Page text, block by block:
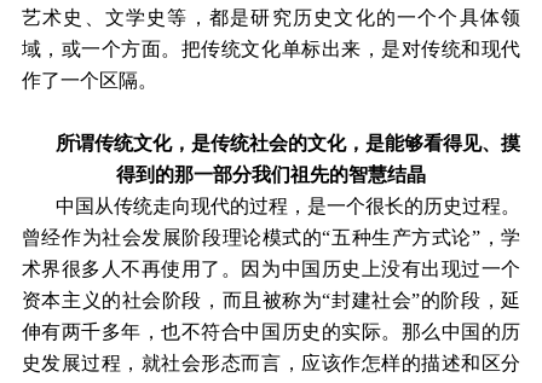
艺术史、文学史等，都是研究历史文化的一个个具体领
域，或一个方面。把传统文化单标出来，是对传统和现代
作了一个区隔。
所谓传统文化，是传统社会的文化，是能够看得见、摸
得到的那一部分我们祖先的智慧结晶
中国从传统走向现代的过程，是一个很长的历史过程。
曾经作为社会发展阶段理论模式的“五种生产方式论”，学
术界很多人不再使用了。因为中国历史上没有出现过一个
资本主义的社会阶段，而且被称为“封建社会”的阶段，延
伸有两千多年，也不符合中国历史的实际。那么中国的历
史发展过程，就社会形态而言，应该作怎样的描述和区分